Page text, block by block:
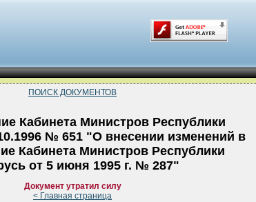
ПОИСК ДОКУМЕНТОВ
Кабинета Министров Республики
№ 651 "О внесении изменений в
Кабинета Министров Республики
от 5 июня 1995 г. № 287"
Документ утратил силу
< Главная страница